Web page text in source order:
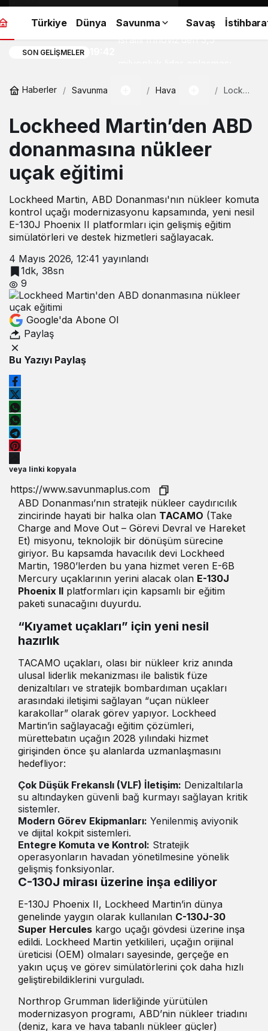
Türkiye
Dünya Savunma Savaş
SON GELIŞMELER
İsrailli Innoviz’den 3,5
Haberler Savunma Hava
Lockheed
nükleer
Lockheed Martin’den ABD
donanmasına nükleer
uçak eğitimi
Lockheed Martin, ABD Donanması'nın nükleer komuta
kontrol uçağı modernizasyonu kapsamında, yeni nesil
E-130J Phoenix II platformları için gelişmiş eğitim
simülatörleri ve destek hizmetleri sağlayacak.
4 Mayıs 2026, 12:41 yayınlandı
1dk, 38sn
9
Google'da Abone Ol
Paylaş
Bu Yazıyı Paylaş
veya linki kopyala
ABD Donanması’nın stratejik nükleer caydırıcılık
zincirinde hayati bir halka olan TACAMO (Take
Charge and Move Out – Görevi Devral ve Hareket
Et) misyonu, teknolojik bir dönüşüm sürecine
giriyor. Bu kapsamda havacılık devi Lockheed
Martin, 1980’lerden bu yana hizmet veren E-6B
Mercury uçaklarının yerini alacak olan E-130J
Phoenix II platformları için kapsamlı bir eğitim
paketi sunacağını duyurdu.
“Kıyamet uçakları” için yeni nesil
hazırlık
TACAMO uçakları, olası bir nükleer kriz anında
ulusal liderlik mekanizması ile balistik füze
denizaltıları ve stratejik bombardıman uçakları
arasındaki iletişimi sağlayan “uçan nükleer
karakollar” olarak görev yapıyor. Lockheed
Martin’in sağlayacağı eğitim çözümleri,
mürettebatın uçağın 2028 yılındaki hizmet
girişinden önce şu alanlarda uzmanlaşmasını
hedefliyor:
Çok Düşük Frekanslı (VLF) İletişim: Denizaltılarla
su altındayken güvenli bağ kurmayı sağlayan kritik
sistemler.
Modern Görev Ekipmanları: Yenilenmiş aviyonik
ve dijital kokpit sistemleri.
Entegre Komuta ve Kontrol: Stratejik
operasyonların havadan yönetilmesine yönelik
gelişmiş fonksiyonlar.
C-130J mirası üzerine inşa ediliyor
E-130J Phoenix II, Lockheed Martin’in dünya
genelinde yaygın olarak kullanılan C-130J-30
Super Hercules kargo uçağı gövdesi üzerine inşa
edildi. Lockheed Martin yetkilileri, uçağın orijinal
üreticisi (OEM) olmaları sayesinde, gerçeğe en
yakın uçuş ve görev simülatörlerini çok daha hızlı
geliştirebildiklerini vurguladı.
Northrop Grumman liderliğinde yürütülen
modernizasyon programı, ABD’nin nükleer triadını
(deniz, kara ve hava tabanlı nükleer güçler)